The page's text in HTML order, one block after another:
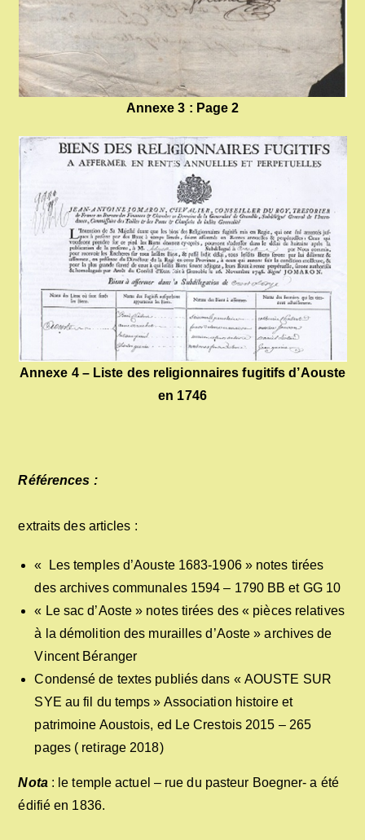
Annexe 3 : Page 2
Annexe 4 – Liste des religionnaires fugitifs d’Aouste
en 1746
Références :
extraits des articles :
« Les temples d’Aouste 1683-1906 » notes tirées
des archives communales 1594 – 1790 BB et GG 10
« Le sac d’Aoste » notes tirées des « pièces relatives
à la démolition des murailles d’Aoste » archives de
Vincent Béranger
Condensé de textes publiés dans « AOUSTE SUR
SYE au fil du temps » Association histoire et
patrimoine Aoustois, ed Le Crestois 2015 – 265
pages ( retirage 2018)
Nota : le temple actuel – rue du pasteur Boegner- a été
édifié en 1836.